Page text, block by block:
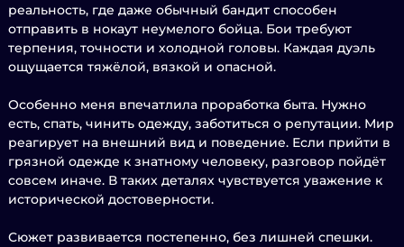
реальность, где даже обычный бандит способен
отправить в нокаут неумелого бойца. Бои требуют
терпения, точности и холодной головы. Каждая дуэль
ощущается тяжёлой, вязкой и опасной.
Особенно меня впечатлила проработка быта. Нужно
есть, спать, чинить одежду, заботиться о репутации. Мир
реагирует на внешний вид и поведение. Если прийти в
грязной одежде к знатному человеку, разговор пойдёт
совсем иначе. В таких деталях чувствуется уважение к
исторической достоверности.
Сюжет развивается постепенно, без лишней спешки.